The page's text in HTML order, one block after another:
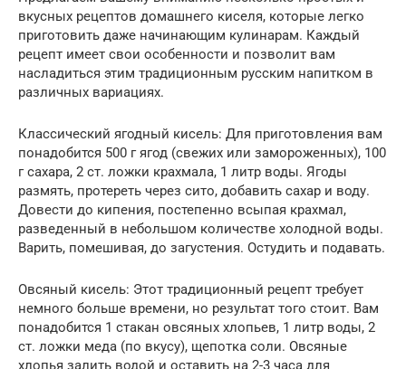
вкусных рецептов домашнего киселя, которые легко
приготовить даже начинающим кулинарам. Каждый
рецепт имеет свои особенности и позволит вам
насладиться этим традиционным русским напитком в
различных вариациях.
Классический ягодный кисель: Для приготовления вам
понадобится 500 г ягод (свежих или замороженных), 100
г сахара, 2 ст. ложки крахмала, 1 литр воды. Ягоды
размять, протереть через сито, добавить сахар и воду.
Довести до кипения, постепенно всыпая крахмал,
разведенный в небольшом количестве холодной воды.
Варить, помешивая, до загустения. Остудить и подавать.
Овсяный кисель: Этот традиционный рецепт требует
немного больше времени, но результат того стоит. Вам
понадобится 1 стакан овсяных хлопьев, 1 литр воды, 2
ст. ложки меда (по вкусу), щепотка соли. Овсяные
хлопья залить водой и оставить на 2-3 часа для